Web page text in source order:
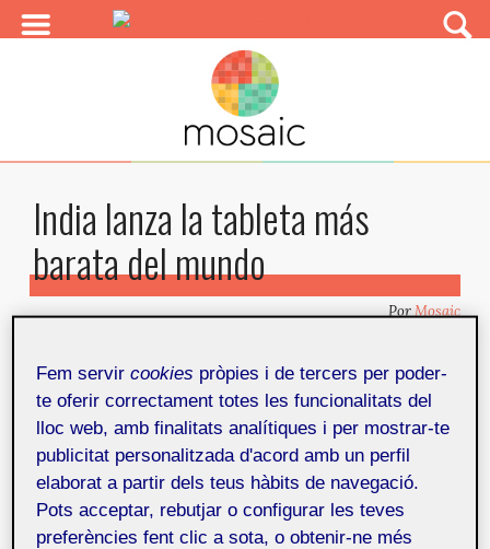
India lanza la tableta más
barata del mundo
PorMosaic
Artículos relacionados Compartir
El aparato, que funciona con Android 2.2, y el sistema
operativo de Google, costará 26 euros para
estudiantes y 44 para el público general.
Fem servircookies pròpies i de tercers per poder-
te oferir correctament totes les funcionalitats del
lloc web, amb finalitats analítiques i per mostrar-te
publicitat personalitzada d'acord amb un perfil
elaborat a partir dels teus hàbits de navegació.
Pots acceptar, rebutjar o configurar les teves
preferències fent clic a sota, o obtenir-ne més